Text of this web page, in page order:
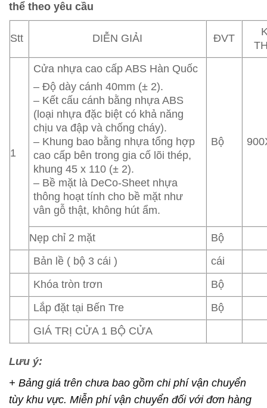
thể theo yêu cầu
Stt DIỄN GIẢI ĐVT
1
Cửa nhựa cao cấp ABS Hàn Quốc
– Độ dày cánh 40mm (± 2).
– Kết cấu cánh bằng nhựa ABS
(loại nhựa đặc biệt có khả năng
chịu va đập và chống cháy).
– Khung bao bằng nhựa tổng hợp
cao cấp bên trong gia cố lõi thép,
khung 45 x 110 (± 2).
– Bề mặt là DeCo-Sheet nhựa
thông hoạt tính cho bề mặt như
vân gỗ thật, không hút ẩm.
Bộ
Nẹp chỉ 2 mặt
Bộ
Bản lề ( bộ 3 cái )
cái
Khóa tròn trơn
Bộ
Lắp đặt tại Bến Tre
Bộ
GIÁ TRỊ CỬA 1 BỘ CỬA
Lưu ý:
+ Bảng giá trên chưa bao gồm chi phí vận chuyển
tùy khu vực. Miễn phí vận chuyển đối với đơn hàng